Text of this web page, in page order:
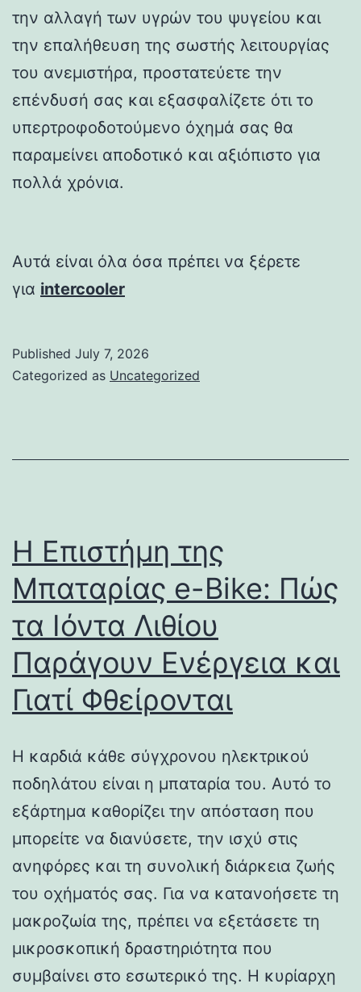
την αλλαγή των υγρών του ψυγείου και
την επαλήθευση της σωστής λειτουργίας
του ανεμιστήρα, προστατεύετε την
επένδυσή σας και εξασφαλίζετε ότι το
υπερτροφοδοτούμενο όχημά σας θα
παραμείνει αποδοτικό και αξιόπιστο για
πολλά χρόνια.
Αυτά είναι όλα όσα πρέπει να ξέρετε
για intercooler
Published July 7, 2026
Categorized as Uncategorized
Η Επιστήμη της
Μπαταρίας e-Bike: Πώς
τα Ιόντα Λιθίου
Παράγουν Ενέργεια και
Γιατί Φθείρονται
Η καρδιά κάθε σύγχρονου ηλεκτρικού
ποδηλάτου είναι η μπαταρία του. Αυτό το
εξάρτημα καθορίζει την απόσταση που
μπορείτε να διανύσετε, την ισχύ στις
ανηφόρες και τη συνολική διάρκεια ζωής
του οχήματός σας. Για να κατανοήσετε τη
μακροζωία της, πρέπει να εξετάσετε τη
μικροσκοπική δραστηριότητα που
συμβαίνει στο εσωτερικό της. Η κυρίαρχη